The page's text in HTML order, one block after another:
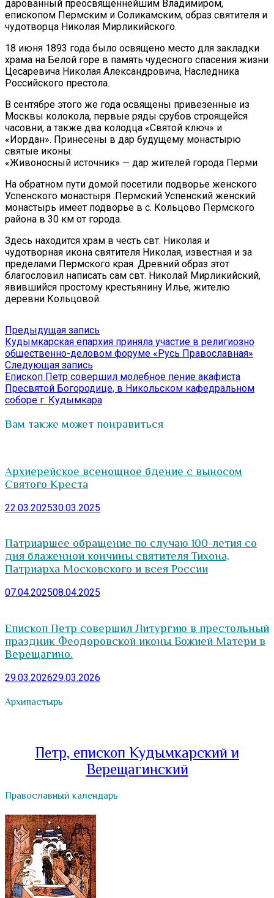
дарованный преосвященнейшим Владимиром,
епископом Пермским и Соликамским, образ святителя и
чудотворца Николая Мирликийского.
18 июня 1893 года было освящено место для закладки
храма на Белой горе в память чудесного спасения жизни
Цесаревича Николая Александровича, Наследника
Российского престола.
В сентябре этого же года освящены привезенные из
Москвы колокола, первые ряды срубов строящейся
часовни, а также два колодца «Святой ключ» и
«Иордан». Принесены в дар будущему монастырю
святые иконы:
«Живоносный источник» — дар жителей города Перми
На обратном пути домой посетили подворье женского
Успенского монастыря .Пермский Успенский женский
монастырь имеет подворье в с. Кольцово Пермского
района в 30 км от города.
Здесь находится храм в честь свт. Николая и
чудотворная икона святителя Николая, известная и за
пределами Пермского края. Древний образ этот
благословил написать сам свт. Николай Мирликийский,
явившийся простому крестьянину Илье, жителю
деревни Кольцовой.
Навигация
по
записям
Предыдущая запись
запись:
Кудымкарская епархия приняла участие в религиозно
общественно-деловом форуме «Русь Православная»
Следующая запись
запись:
Епископ Петр совершил молебное пение акафиста
Пресвятой Богородице, в Никольском кафедральном
соборе г. Кудымкара
Вам также может понравиться
Архиерейское всенощное бдение с выносом
Святого Креста
22.03.202530.03.2025
Патриаршее обращение по случаю 100-летия со
дня блаженной кончины святителя Тихона,
Патриарха Московского и всея России
07.04.202508.04.2025
Епископ Петр совершил Литургию в престольный
праздник Феодоровской иконы Божией Матери в
Верещагино.
29.03.202629.03.2026
Архипастырь
Петр, епископ Кудымкарский и
Верещагинский
Православный календарь